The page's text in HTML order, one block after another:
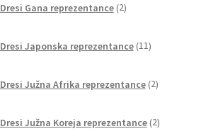
Dresi Gana reprezentance 2izdelka
Dresi Japonska reprezentance 11izdelkov
Dresi Južna Afrika reprezentance 2izdelka
Dresi Južna Koreja reprezentance 2izdelka